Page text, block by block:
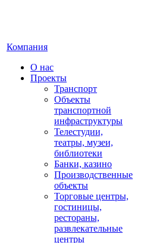
Компания
О нас
Проекты
Транспорт
Объекты
транспортной
инфраструктуры
Телестудии,
театры, музеи,
библиотеки
Банки, казино
Производственные
объекты
Торговые центры,
гостиницы,
рестораны,
развлекательные
центры